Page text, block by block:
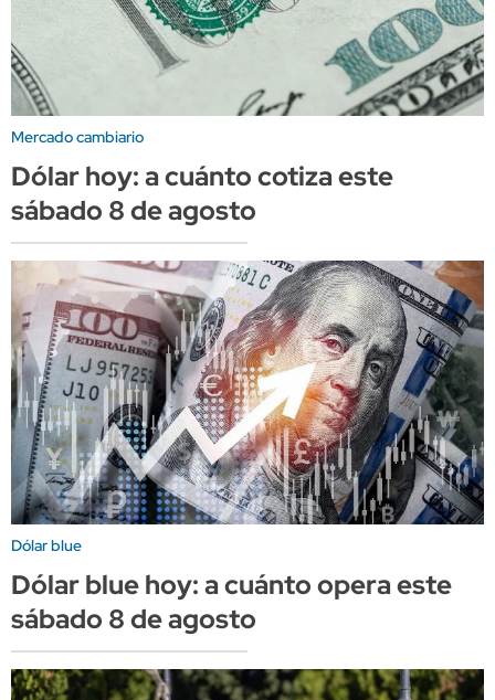
Mercado cambiario
Dólar hoy: a cuánto cotiza este
sábado 8 de agosto
Dólar blue
Dólar blue hoy: a cuánto opera este
sábado 8 de agosto